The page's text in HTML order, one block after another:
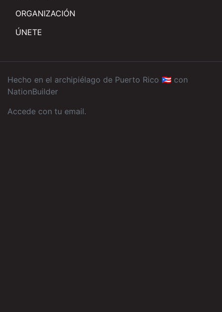
ORGANIZACIÓN
ÚNETE
Hecho en el archipiélago de Puerto Rico 🇵🇷 con
NationBuilder
Accede con tu email.